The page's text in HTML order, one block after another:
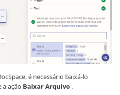
é necessário baixá-lo
a ação Baixar Arquivo .